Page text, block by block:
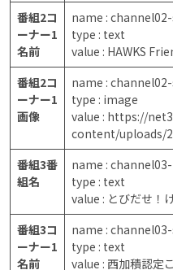
番組2コ
ーナー1
名前
name :
type : text
value : HAWKS
番組2コ
ーナー1
画像
name :
type : image
value : https://
content/uploads/
番組3番
組名
name :
type : text
value : とびだせ！
番組3コ
ーナー1
名前
name :
type : text
value : 西加積認定